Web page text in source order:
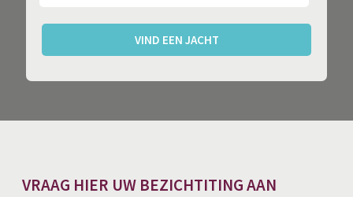
VIND EEN JACHT
VRAAG HIER UW BEZICHTITING AAN